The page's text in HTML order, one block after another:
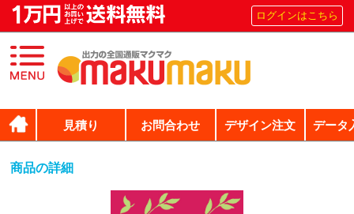
ログインはこちら
見積り お問合わせ デザイン注文 データ
商品の詳細